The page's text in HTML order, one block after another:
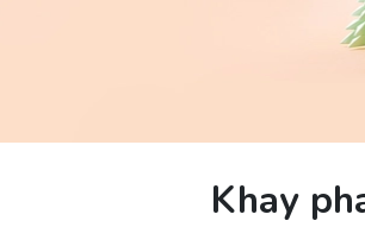
Khay